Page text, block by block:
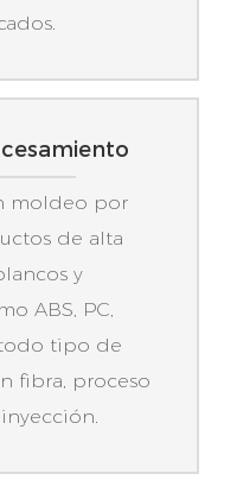
moldeo por
de alta
y
ABS, PC,
todo tipo de
fibra, proceso